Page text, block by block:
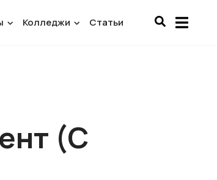
Колледжи Статьи
(С